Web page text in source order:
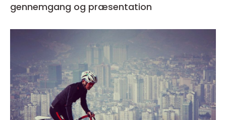
gennemgang og præsentation